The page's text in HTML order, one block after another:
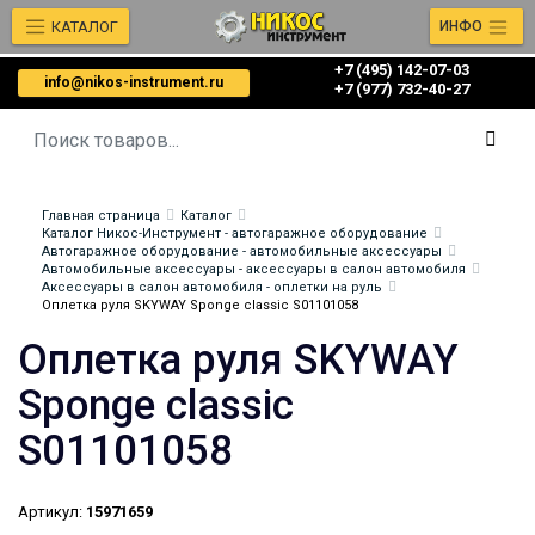
info@nikos-instrument.ru
+7 (495) 142-07-03
‎‎+7 (977) 732-40-27
КАТАЛОГ ИНФО
Главная страница
Каталог
Каталог Никос-Инструмент - автогаражное оборудование
Автогаражное оборудование - автомобильные аксессуары
Автомобильные аксессуары - аксессуары в салон автомобиля
Аксессуары в салон автомобиля - оплетки на руль
Оплетка руля SKYWAY Sponge classic S01101058
Оплетка руля SKYWAY
Sponge classic
S01101058
Артикул: 15971659